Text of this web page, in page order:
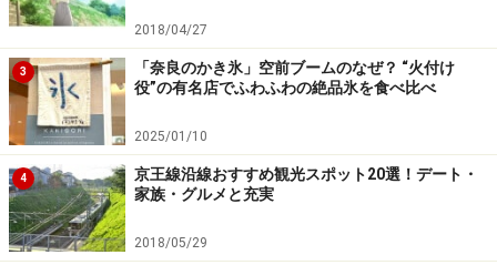
2018/04/27
3
「奈良のかき氷」空前ブームのなぜ？ “火付け
役”の有名店でふわふわの絶品氷を食べ比べ
2025/01/10
4
京王線沿線おすすめ観光スポット20選！デート・
家族・グルメと充実
2018/05/29